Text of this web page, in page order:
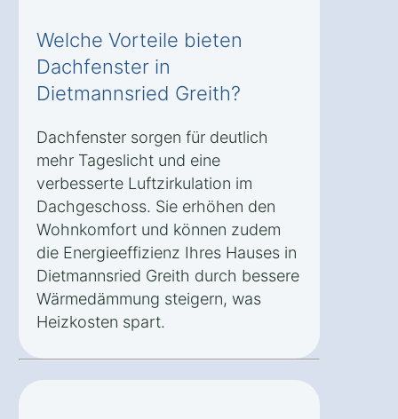
Welche Vorteile bieten
Dachfenster in
Dietmannsried Greith?
Dachfenster sorgen für deutlich
mehr Tageslicht und eine
verbesserte Luftzirkulation im
Dachgeschoss. Sie erhöhen den
Wohnkomfort und können zudem
die Energieeffizienz Ihres Hauses in
Dietmannsried Greith durch bessere
Wärmedämmung steigern, was
Heizkosten spart.